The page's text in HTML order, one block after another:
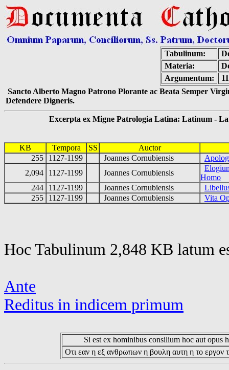
Tabulinum:
Materia:
Argumentum:
Sancto Alberto Magno Patrono Plorante ac Beata Semper
Defendere Digneris.
Excerpta ex Migne Patrologia Latina: Latinum -
KB Tempora SS
Auctor
255
1127-1199 Joannes Cornubiensis
2,094
1127-1199 Joannes Cornubiensis
Homo
244
1127-1199 Joannes Cornubiensis
255
1127-1199 Joannes Cornubiensis Vita
Hoc Tabulinum 2,848 KB latum
Ante
Reditus in indicem primum
Si est ex hominibus consilium hoc aut opus
Οτι εαν η εξ ανθρωπων η βουλη αυτη η το εργον